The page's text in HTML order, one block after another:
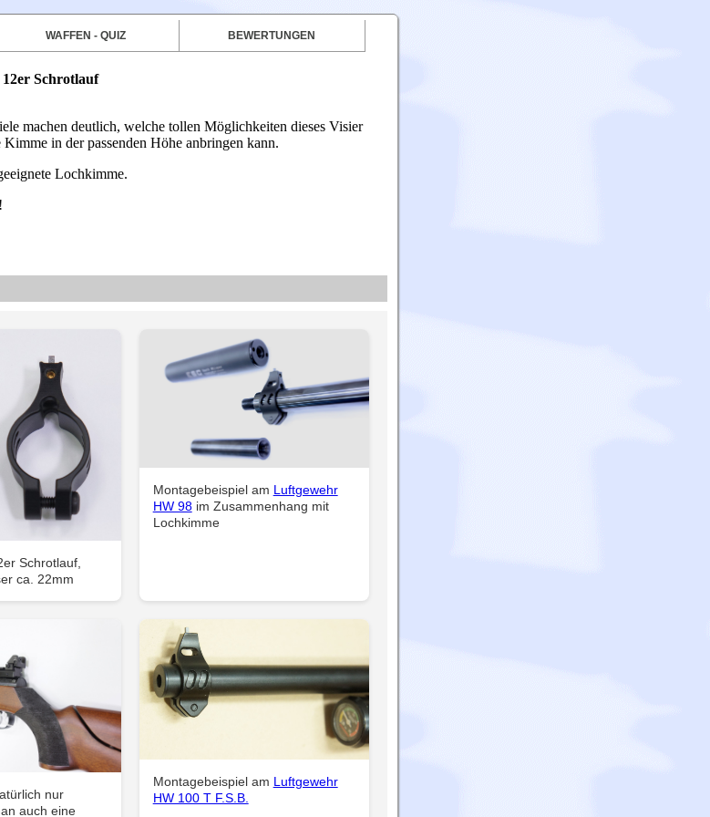
WAFFEN - QUIZ BEWERTUNGEN
Schrotlauf
machen deutlich, welche tollen Möglichkeiten dieses Visier
in der passenden Höhe anbringen kann.
Lochkimme.
Schrotlauf,
ca. 22mm
Montagebeispiel am Luftgewehr
HW 98im Zusammenhang mit
Lochkimme
nur
auch eine
Montagebeispiel am Luftgewehr
HW 100 T F.S.B.